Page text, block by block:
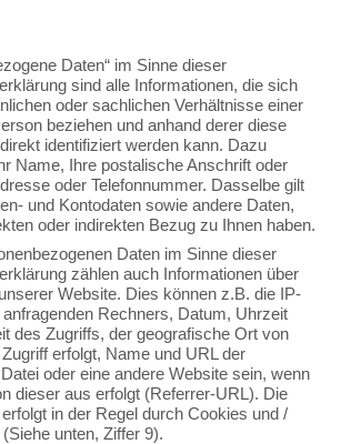
Daten“ im Sinne dieser
sind alle Informationen, die sich
oder sachlichen Verhältnisse einer
beziehen und anhand derer diese
identifiziert werden kann. Dazu
Name, Ihre postalische Anschrift oder
oder Telefonnummer. Dasselbe gilt
und Kontodaten sowie andere Daten,
oder indirekten Bezug zu Ihnen haben.
Daten im Sinne dieser
zählen auch Informationen über
Website. Dies können z.B. die IP-
Rechners, Datum, Uhrzeit
des Zugriffs, der geografische Ort von
erfolgt, Name und URL der
oder eine andere Website sein, wenn
dieser aus erfolgt (Referrer-URL). Die
in der Regel durch Cookies und /
unten, Ziffer 9).